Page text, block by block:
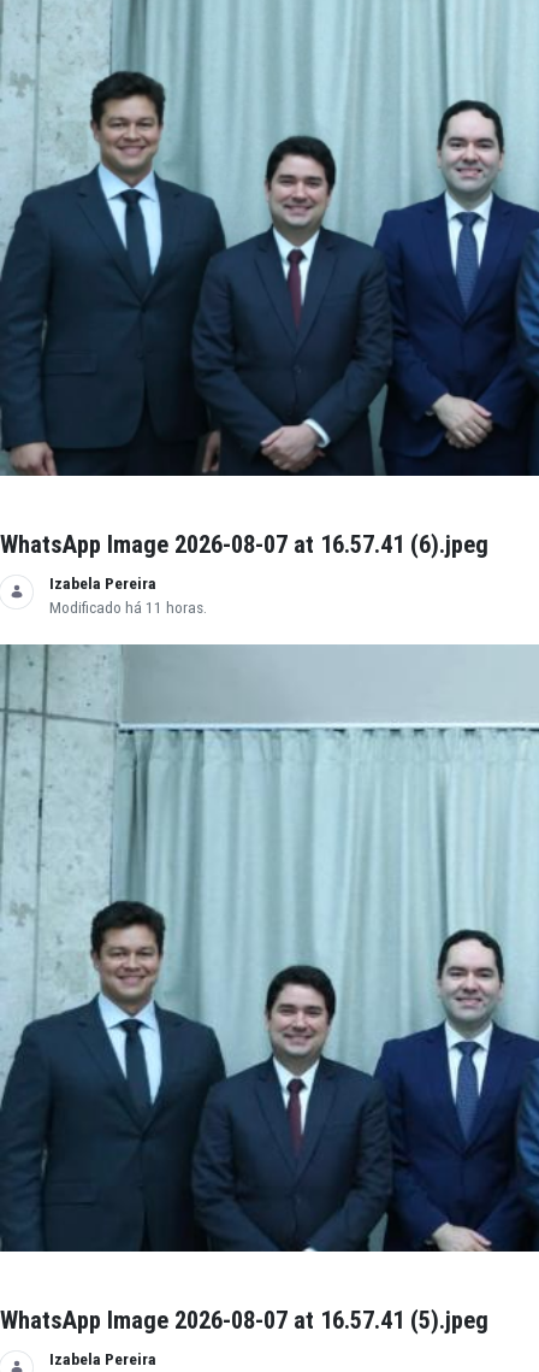
WhatsApp Image 2026-08-07 at 16.57.41
Izabela Pereira
Modificado há 11 horas.
WhatsApp Image 2026-08-07 at 16.57.41
Izabela Pereira
Modificado há 11 horas.